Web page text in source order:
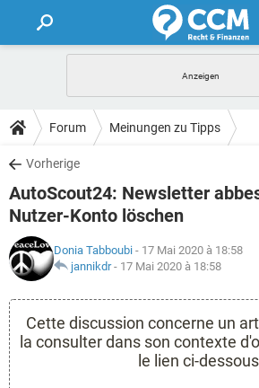
FORUM
TIPPS
LEXIKON
Forum Meinungen zu Tipps
Vorherige
AutoScout24: Newsletter
Nutzer-Konto löschen
Donia Tabboubi - 17 Mai 2020 à 18:58
jannikdr- 17 Mai 2020 à 18:58
Cette discussion concerne un
la consulter dans son contexte
le lien ci-